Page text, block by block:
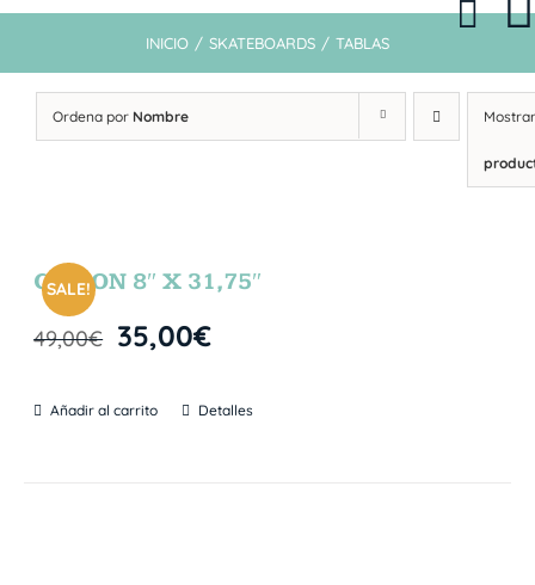
INICIO / SKATEBOARDS / TABLAS
Ordena por Nombre
SALE!
GIBSON 8″ X 31,75″
49,00€ 35,00€
Añadir al carrito Detalles